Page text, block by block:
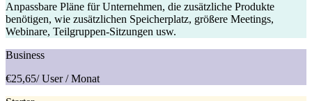
Anpassbare Pläne für Unternehmen, die zusätzliche Produkte
benötigen, wie zusätzlichen Speicherplatz, größere Meetings,
Webinare, Teilgruppen-Sitzungen usw.
Business
€25,65/ User / Monat